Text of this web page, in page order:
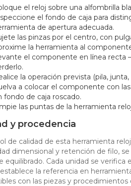
el reloj sobre una alfombrilla
el fondo de caja para
de apertura adecuada.
las pinzas por el centro, con
la herramienta al
el componente en línea recta
la operación prevista (pila,
a colocar el componente con
fondo de caja roscado.
las puntas de la herramienta
y procedencia
de calidad de esta herramienta
dimensional y retención de filo,
equilibrado. Cada unidad se
la referencia en
con las piezas y